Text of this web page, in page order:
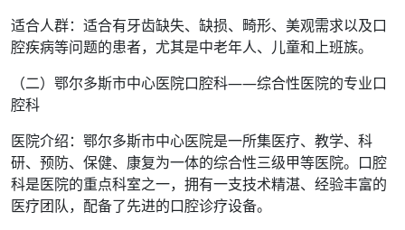
适合人群：适合有牙齿缺失、缺损、畸形、美观需求以及口
腔疾病等问题的患者，尤其是中老年人、儿童和上班族。
（二）鄂尔多斯市中心医院口腔科——综合性医院的专业口
腔科
医院介绍：鄂尔多斯市中心医院是一所集医疗、教学、科
研、预防、保健、康复为一体的综合性三级甲等医院。口腔
科是医院的重点科室之一，拥有一支技术精湛、经验丰富的
医疗团队，配备了先进的口腔诊疗设备。